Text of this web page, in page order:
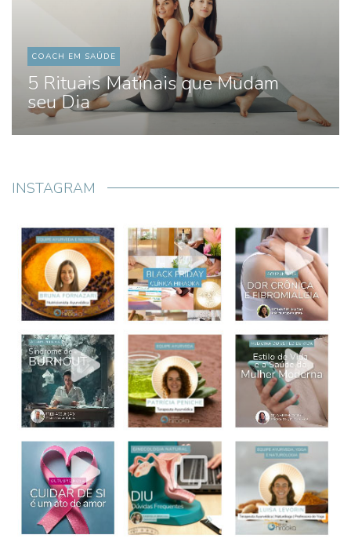
COACH EM SAÚDE
5 Rituais Matinais que Mudam
seu Dia
INSTAGRAM